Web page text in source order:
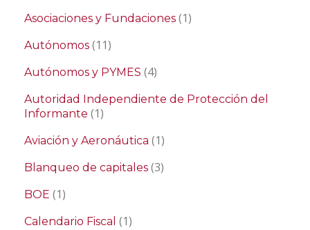
Asociaciones y Fundaciones (1)
Autónomos (11)
Autónomos y PYMES (4)
Autoridad Independiente de Protección del
Informante (1)
Aviación y Aeronáutica (1)
Blanqueo de capitales (3)
BOE (1)
Calendario Fiscal (1)